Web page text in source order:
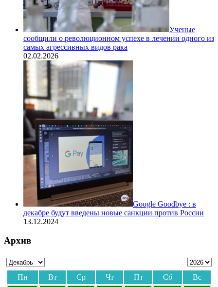
Ученые
сообщили о революционном успехе в лечении одного из
самых агрессивных видов рака
02.02.2026
Google Goodbye : в
декабре будут введены новые санкции против России
13.12.2024
Архив
Пн Вт Ср Чт Пт Сб
Вс